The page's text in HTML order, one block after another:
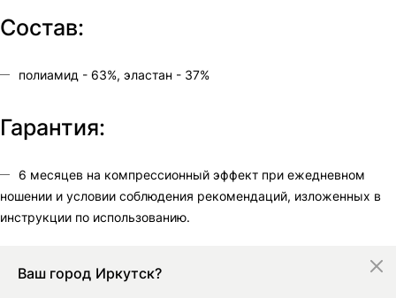
Состав:
полиамид - 63%, эластан - 37%
Гарантия:
6 месяцев на компрессионный эффект при ежедневном
ношении и условии соблюдения рекомендаций, изложенных в
инструкции по использованию.
Ваш город Иркутск?